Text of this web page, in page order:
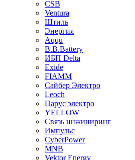
CSB
Ventura
Штиль
Энергия
Aqqu
B.B.Bаttery
ИБП Delta
Exide
FIAMM
Сайбер Электро
Leoch
Парус электро
YELLOW
Связь инжиниринг
Импульс
CyberPower
MNB
Vektor Energy